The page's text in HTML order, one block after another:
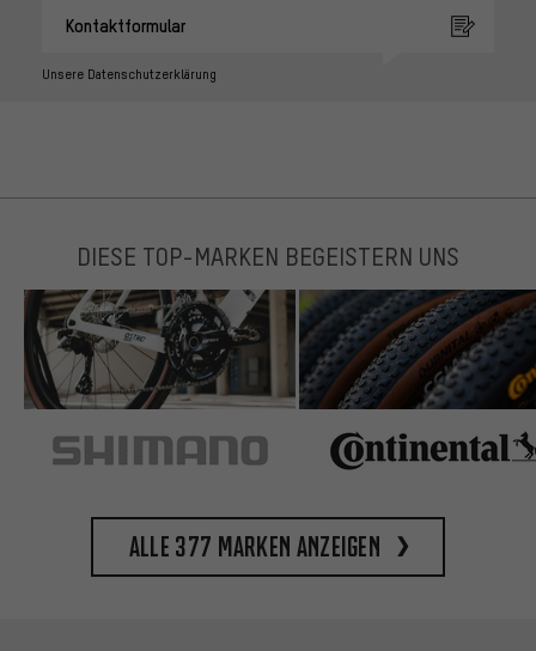
Kontaktformular
Unsere Datenschutzerklärung
DIESE TOP-MARKEN BEGEISTERN UNS
Alle 377 Marken anzeigen